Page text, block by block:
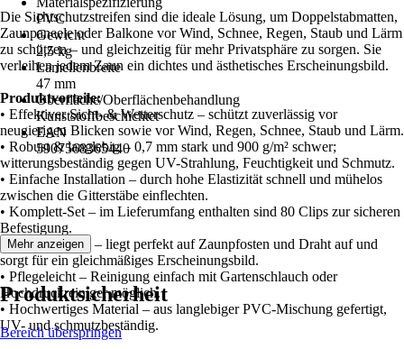
PVC
Gewicht
2,5 kg
Lamellenbreite
47 mm
Oberfläche/Oberflächenbehandlung
Kunststoffbeschichtet
EAN
5907568365440
Die Sichtschutzstreifen sind die ideale Lösung, um Doppelstabmatten,
Zaunpaneele oder Balkone vor Wind, Schnee, Regen, Staub und Lärm
zu schützen – und gleichzeitig für mehr Privatsphäre zu sorgen. Sie
verleihen jedem Zaun ein dichtes und ästhetisches Erscheinungsbild.
Produktvorteile:
• Effektiver Sicht- & Wetterschutz – schützt zuverlässig vor
neugierigen Blicken sowie vor Wind, Regen, Schnee, Staub und Lärm.
• Robust & langlebig – 0,7 mm stark und 900 g/m² schwer;
witterungsbeständig gegen UV-Strahlung, Feuchtigkeit und Schmutz.
• Einfache Installation – durch hohe Elastizität schnell und mühelos
zwischen die Gitterstäbe einflechten.
• Komplett-Set – im Lieferumfang enthalten sind 80 Clips zur sicheren
Befestigung.
• Saubere Optik – liegt perfekt auf Zaunpfosten und Draht auf und
sorgt für ein gleichmäßiges Erscheinungsbild.
• Pflegeleicht – Reinigung einfach mit Gartenschlauch oder
Hochdruckreiniger möglich.
• Hochwertiges Material – aus langlebiger PVC-Mischung gefertigt,
UV- und schmutzbeständig.
Mehr anzeigen
Produktsicherheit
Bereich überspringen